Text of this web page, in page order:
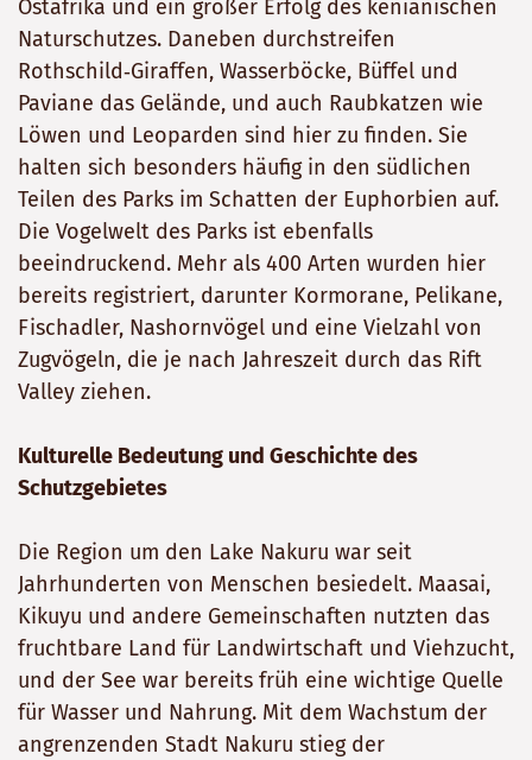
Ostafrika und ein großer Erfolg des kenianischen
Naturschutzes. Daneben durchstreifen
Rothschild‑Giraffen, Wasserböcke, Büffel und
Paviane das Gelände, und auch Raubkatzen wie
Löwen und Leoparden sind hier zu finden. Sie
halten sich besonders häufig in den südlichen
Teilen des Parks im Schatten der Euphorbien auf.
Die Vogelwelt des Parks ist ebenfalls
beeindruckend. Mehr als 400 Arten wurden hier
bereits registriert, darunter Kormorane, Pelikane,
Fischadler, Nashornvögel und eine Vielzahl von
Zugvögeln, die je nach Jahreszeit durch das Rift
Valley ziehen.
Kulturelle Bedeutung und Geschichte des
Schutzgebietes
Die Region um den Lake Nakuru war seit
Jahrhunderten von Menschen besiedelt. Maasai,
Kikuyu und andere Gemeinschaften nutzten das
fruchtbare Land für Landwirtschaft und Viehzucht,
und der See war bereits früh eine wichtige Quelle
für Wasser und Nahrung. Mit dem Wachstum der
angrenzenden Stadt Nakuru stieg der